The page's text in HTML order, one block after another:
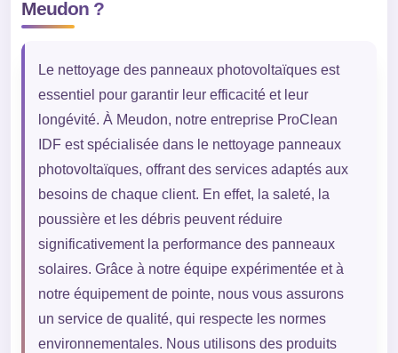
Meudon ?
Le nettoyage des panneaux photovoltaïques est
essentiel pour garantir leur efficacité et leur
longévité. À Meudon, notre entreprise ProClean
IDF est spécialisée dans le nettoyage panneaux
photovoltaïques, offrant des services adaptés aux
besoins de chaque client. En effet, la saleté, la
poussière et les débris peuvent réduire
significativement la performance des panneaux
solaires. Grâce à notre équipe expérimentée et à
notre équipement de pointe, nous vous assurons
un service de qualité, qui respecte les normes
environnementales. Nous utilisons des produits